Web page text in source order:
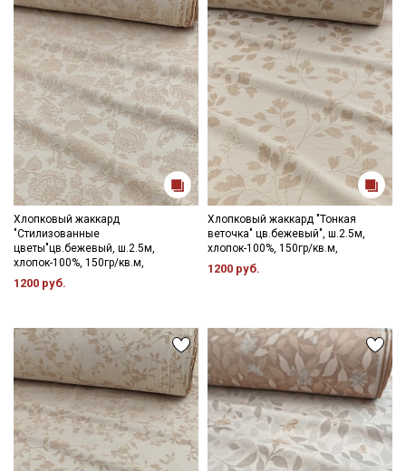
Хлопковый жаккард
"Стилизованные
цветы"цв.бежевый, ш.2.5м,
хлопок-100%, 150гр/кв.м,
1200 руб.
Хлопковый жаккард "Тонкая
веточка" цв.бежевый", ш.2.5м,
хлопок-100%, 150гр/кв.м,
1200 руб.